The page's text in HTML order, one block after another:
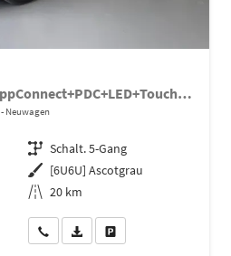
1.0 MPI Sitzheizung+AppConnect+PDC+LED+Touch+Lichtsensor+MultiLenkrad
Neuwagen
Getriebe Schalt. 5-Gang
Außenfarbe [6U6U] Ascotgrau
Kilometerstand 20 km
Wir rufen Sie anFahrzeugexposé (PDF)